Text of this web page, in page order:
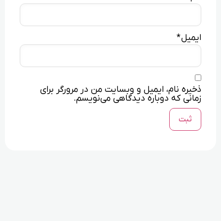
ایمیل*
ذخیره نام، ایمیل و وبسایت من در مرورگر برای
زمانی که دوباره دیدگاهی می‌نویسم.